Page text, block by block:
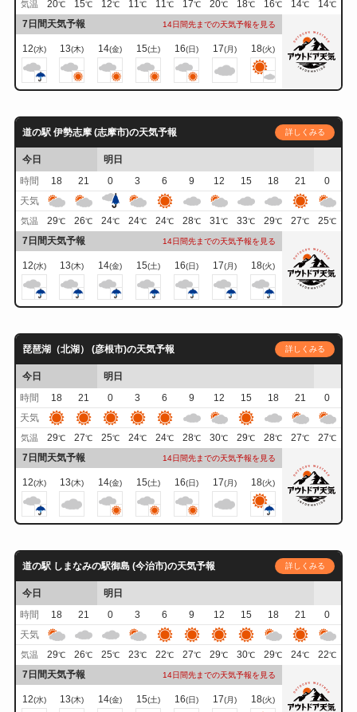
気温 20℃ 15℃ 12℃ 11℃ 11℃ 17℃ 20℃ 18℃ 16℃ 14℃ 14℃
7日間天気予報 14日間先までの天気予報を見る
12(水) 13(木) 14(金) 15(土) 16(日) 17(月) 18(火)
道の駅 伊勢志摩 (志摩市)の天気予報 詳しくみる
今日
明日
時間
18 21 0 3 6 9 12 15 18 21
0
天気
気温 29℃ 26℃ 24℃ 24℃ 24℃ 28℃ 31℃ 33℃ 29℃ 27℃ 25℃
7日間天気予報 14日間先までの天気予報を見る
12(水) 13(木) 14(金) 15(土) 16(日) 17(月) 18(火)
琵琶湖（北湖） (彦根市)の天気予報 詳しくみる
今日
明日
時間
18 21 0 3 6 9 12 15 18 21
0
天気
気温 29℃ 27℃ 25℃ 24℃ 24℃ 28℃ 30℃ 29℃ 28℃ 27℃ 27℃
7日間天気予報 14日間先までの天気予報を見る
12(水) 13(木) 14(金) 15(土) 16(日) 17(月) 18(火)
道の駅 しまなみの駅御島 (今治市)の天気予報 詳しくみる
今日
明日
時間
18 21 0 3 6 9 12 15 18 21
0
天気
気温 29℃ 26℃ 25℃ 23℃ 22℃ 27℃ 29℃ 30℃ 29℃ 24℃ 22℃
7日間天気予報 14日間先までの天気予報を見る
12(水) 13(木) 14(金) 15(土) 16(日) 17(月) 18(火)